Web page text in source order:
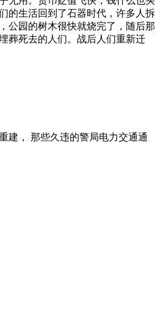
的生活回到了石器时代，许多人拆
公园的树木很快就烧完了，随后那
葬死去的人们。战后人们重新迁
建， 那些久违的警局电力交通通